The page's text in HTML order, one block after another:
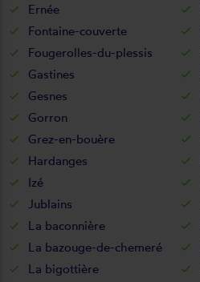
Ernée
Fontaine-couverte
Fougerolles-du-plessis
Gastines
Gesnes
Gorron
Grez-en-bouère
Hardanges
Izé
Jublains
La baconnière
La bazouge-de-chemeré
La bigottière